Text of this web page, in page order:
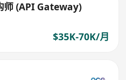
师 (API Gateway)
$35K-70K/月